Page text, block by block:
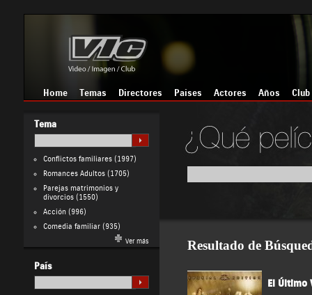
Home Temas Directores Países Actores Años Club
Tema
Conflictos familiares(1997)
Romances Adultos(1705)
Parejas matrimonios y
divorcios(1550)
Acción(996)
Comedia familiar(935)
Ver más
País
Resultado de
El Último